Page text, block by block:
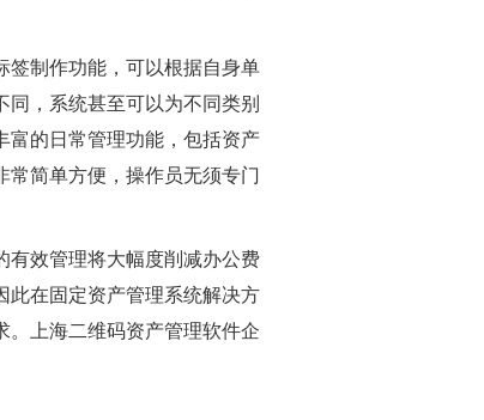
签制作功能，可以根据自身单
，系统甚至可以为不同类别
富的日常管理功能，包括资产
简单方便，操作员无须专门
有效管理将大幅度削减办公费
此在固定资产管理系统解决方
。上海二维码资产管理软件企